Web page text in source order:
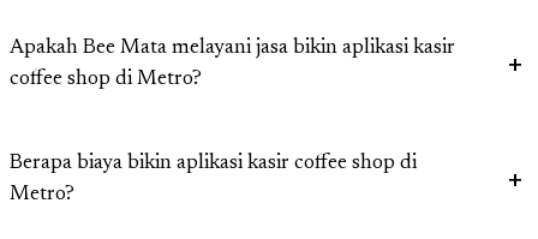
Apakah Bee Mata melayani jasa bikin aplikasi kasir
coffee shop di Metro?
Berapa biaya bikin aplikasi kasir coffee shop di
Metro?